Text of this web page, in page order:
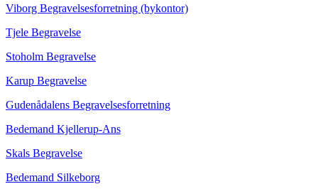
Viborg Begravelsesforretning (bykontor)
Tjele Begravelse
Stoholm Begravelse
Karup Begravelse
Gudenådalens Begravelsesforretning
Bedemand Kjellerup-Ans
Skals Begravelse
Bedemand Silkeborg